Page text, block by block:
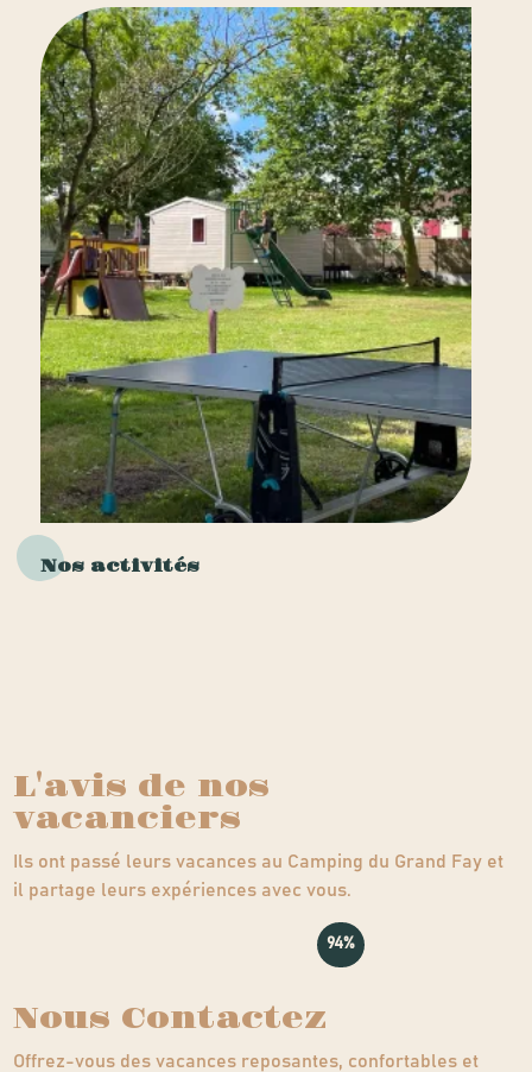
Nos activités
L'avis de nos
vacanciers
Ils ont passé leurs vacances au Camping du Grand Fay et
il partage leurs expériences avec vous.
94%
Nous Contactez
Offrez-vous des vacances reposantes, confortables et